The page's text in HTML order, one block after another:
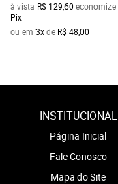
à vista R$ 129,60 economize
Pix
ou em 3xde R$ 48,00
INSTITUCIONAL
Página Inicial
Fale Conosco
Mapa do Site